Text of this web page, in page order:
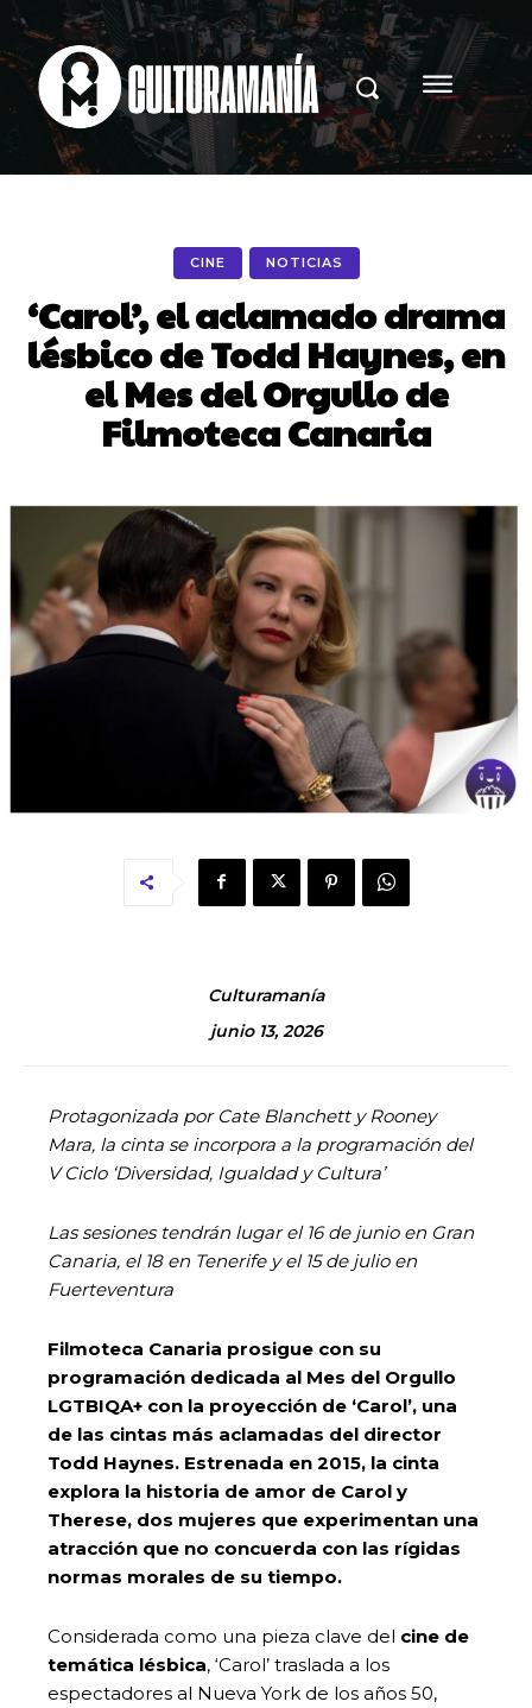
CINE NOTICIAS
‘Carol’, el aclamado drama
lésbico de Todd Haynes, en
el Mes del Orgullo de
Filmoteca Canaria
Culturamanía
junio 13, 2026
Protagonizada por Cate Blanchett y Rooney
Mara, la cinta se incorpora a la programación del
V Ciclo ‘Diversidad, Igualdad y Cultura’
Las sesiones tendrán lugar el 16 de junio en Gran
Canaria, el 18 en Tenerife y el 15 de julio en
Fuerteventura
Filmoteca Canaria prosigue con su
programación dedicada al Mes del Orgullo
LGTBIQA+ con la proyección de ‘Carol’, una
de las cintas más aclamadas del director
Todd Haynes. Estrenada en 2015, la cinta
explora la historia de amor de Carol y
Therese, dos mujeres que experimentan una
atracción que no concuerda con las rígidas
normas morales de su tiempo.
Considerada como una pieza clave del cine de
temática lésbica, ‘Carol’ traslada a los
espectadores al Nueva York de los años 50,